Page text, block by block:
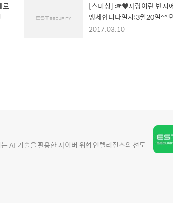
로
[스미싱] ☞♥사랑이란 반지
맹세합니다일시:3월20일^^
장소:더바인청첩장:{}
2017.03.10
AI 기술을 활용한 사이버 위협 인텔리전스의 선도